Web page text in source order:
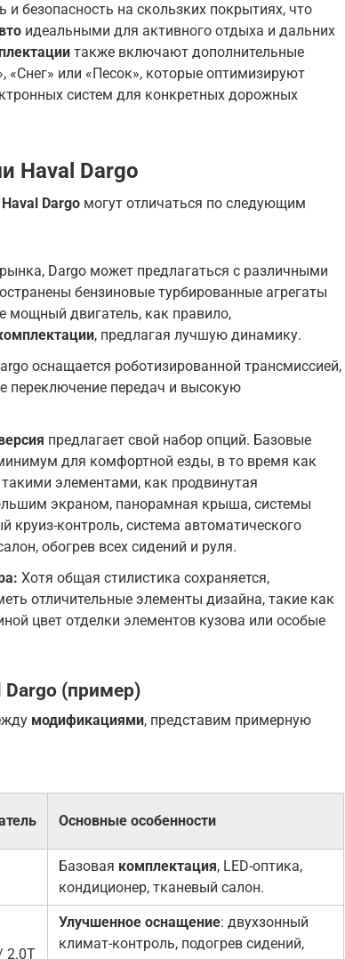
безопасность на скользких покрытиях, что
идеальными для активного отдыха и дальних
также включают дополнительные
или «Песок», которые оптимизируют
систем для конкретных дорожных
Haval Dargo
Dargo могут отличаться по следующим
Dargo может предлагаться с различными
бензиновые турбированные агрегаты
мощный двигатель, как правило,
, предлагая лучшую динамику.
оснащается роботизированной трансмиссией,
переключение передач и высокую
предлагает свой набор опций. Базовые
для комфортной езды, в то время как
элементами, как продвинутая
экраном, панорамная крыша, системы
контроль, система автоматического
обогрев всех сидений и руля.
Хотя общая стилистика сохраняется,
отличительные элементы дизайна, такие как
цвет отделки элементов кузова или особые
(пример)
модификациями, представим примерную
Основные особенности
Базовая комплектация, LED-оптика,
кондиционер, тканевый салон.
2.0T
Улучшенное оснащение: двухзонный
климат-контроль, подогрев сидений,